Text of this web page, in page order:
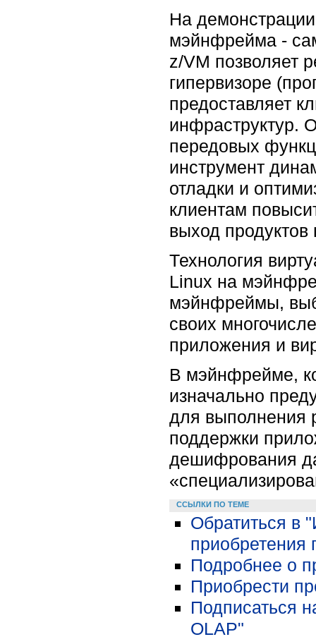
На
мэйнфрейма -
z/VM позволяет
гипервизоре
предоставляет
инфраструктур.
передовых
инструмент
отладки и
клиентам
выход продуктов
Технология
Linux на
мэйнфреймы,
своих
приложения и
В мэйнфрейме,
изначально
для выполнения
поддержки
дешифрования
ССЫЛКИ ПО ТЕМЕ
Обратиться в
приобретения
Подробнее о
Приобрести
Подписаться
OLAP"